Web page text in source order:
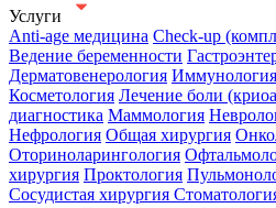
Услуги
Anti-age медицина Check-up
Ведение беременности
Дерматовенерология Иммунология
Косметология Лечение боли
диагностика Маммология
Нефрология Общая хирургия
Оториноларингология
хирургия Проктология
Сосудистая хирургия